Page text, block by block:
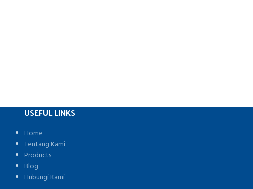
USEFUL LINKS
Home
Tentang Kami
Products
Blog
Hubungi Kami